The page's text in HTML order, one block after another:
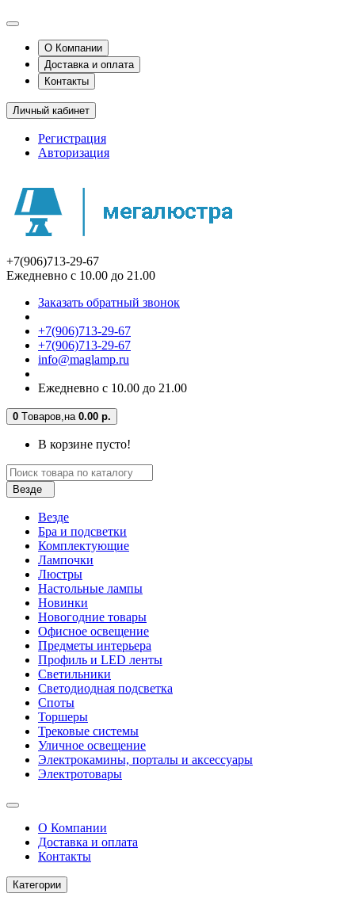
О Компании
Доставка и оплата
Контакты
Личный кабинет
Регистрация
Авторизация
+7(906)713-29-67
Ежедневно с 10.00 до 21.00
Заказать обратный звонок
+7(906)713-29-67
+7(906)713-29-67
info@maglamp.ru
Ежедневно с 10.00 до 21.00
0 Tоваров,на 0.00 р.
В корзине пусто!
Везде
Везде
Бра и подсветки
Комплектующие
Лампочки
Люстры
Настольные лампы
Новинки
Новогодние товары
Офисное освещение
Предметы интерьера
Профиль и LED ленты
Светильники
Светодиодная подсветка
Споты
Торшеры
Трековые системы
Уличное освещение
Электрокамины, порталы и аксессуары
Электротовары
О Компании
Доставка и оплата
Контакты
Категории